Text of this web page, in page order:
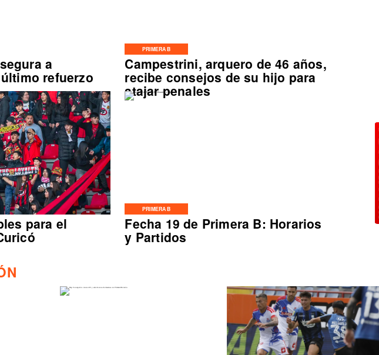
a
refuerzo
PRIMERA B
Campestrini, arquero de 46 años,
recibe consejos de su hijo para
atajar penales
para el
PRIMERA B
Fecha 19 de Primera B: Horarios
y Partidos